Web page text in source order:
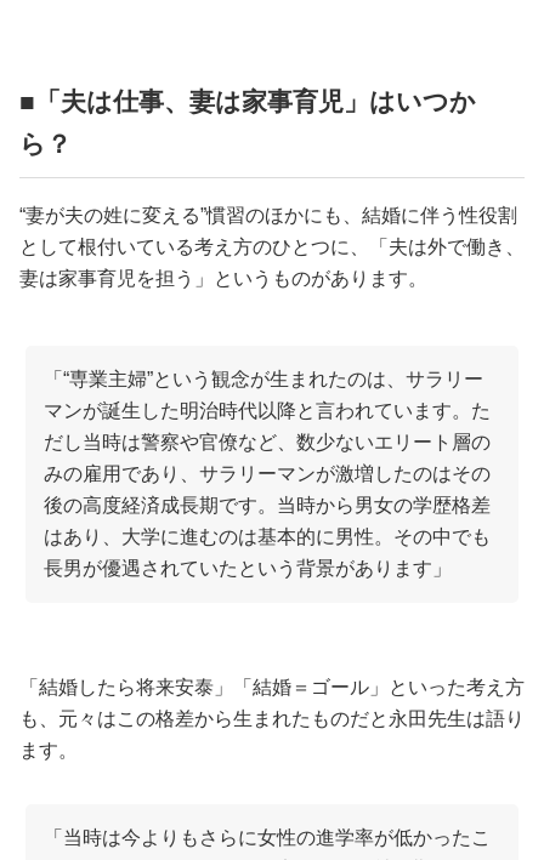
■「夫は仕事、妻は家事育児」はいつか
ら？
“妻が夫の姓に変える”慣習のほかにも、結婚に伴う性役割
として根付いている考え方のひとつに、「夫は外で働き、
妻は家事育児を担う」というものがあります。
「“専業主婦”という観念が生まれたのは、サラリー
マンが誕生した明治時代以降と言われています。た
だし当時は警察や官僚など、数少ないエリート層の
みの雇用であり、サラリーマンが激増したのはその
後の高度経済成長期です。当時から男女の学歴格差
はあり、大学に進むのは基本的に男性。その中でも
長男が優遇されていたという背景があります」
「結婚したら将来安泰」「結婚＝ゴール」といった考え方
も、元々はこの格差から生まれたものだと永田先生は語り
ます。
「当時は今よりもさらに女性の進学率が低かったこ